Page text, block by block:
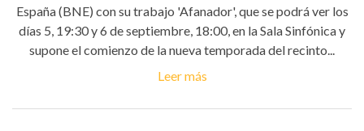
España (BNE) con su trabajo 'Afanador', que se podrá ver los
días 5, 19:30 y 6 de septiembre, 18:00, en la Sala Sinfónica y
supone el comienzo de la nueva temporada del recinto...
Leer más